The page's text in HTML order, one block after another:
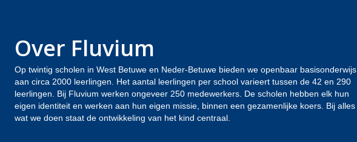
Over Fluvium
Op twintig scholen in West Betuwe en Neder-Betuwe bieden we openbaar basisonderwijs
aan circa 2000 leerlingen. Het aantal leerlingen per school varieert tussen de 42 en 290
leerlingen. Bij Fluvium werken ongeveer 250 medewerkers. De scholen hebben elk hun
eigen identiteit en werken aan hun eigen missie, binnen een gezamenlijke koers. Bij alles
wat we doen staat de ontwikkeling van het kind centraal.